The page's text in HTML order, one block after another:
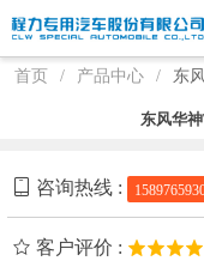
首页 / 产品中心 / 东
东风华
咨询热线 :
客户评价 :